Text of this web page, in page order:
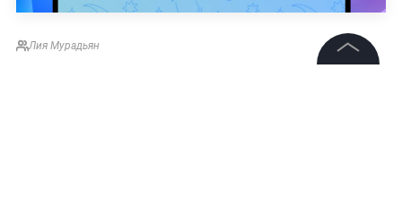
Лия Мурадьян